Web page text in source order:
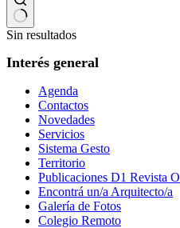
Sin resultados
Interés general
Agenda
Contactos
Novedades
Servicios
Sistema Gesto
Territorio
Publicaciones D1 Revista
Encontrá un/a Arquitecto/a
Galería de Fotos
Colegio Remoto